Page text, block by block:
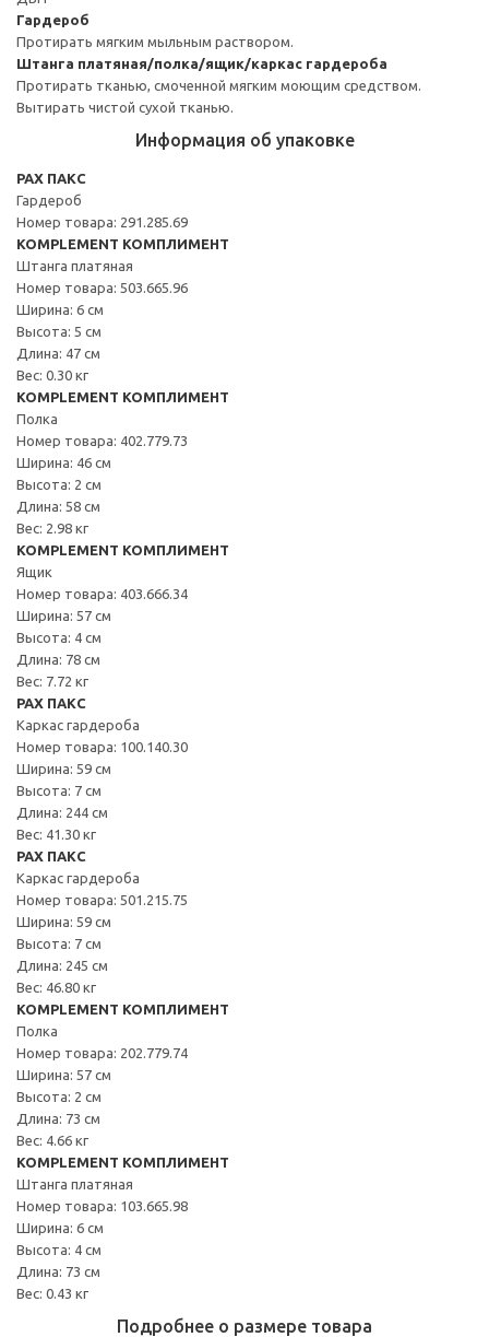
Гардероб
Протирать мягким мыльным раствором.
Штанга платяная/полка/ящик/каркас гардероба
Протирать тканью, смоченной мягким моющим средством.
Вытирать чистой сухой тканью.
Информация об упаковке
PAX ПАКС
Гардероб
Номер товара: 291.285.69
KOMPLEMENT КОМПЛИМЕНТ
Штанга платяная
Номер товара: 503.665.96
Ширина: 6 см
Высота: 5 см
Длина: 47 см
Вес: 0.30 кг
KOMPLEMENT КОМПЛИМЕНТ
Полка
Номер товара: 402.779.73
Ширина: 46 см
Высота: 2 см
Длина: 58 см
Вес: 2.98 кг
KOMPLEMENT КОМПЛИМЕНТ
Ящик
Номер товара: 403.666.34
Ширина: 57 см
Высота: 4 см
Длина: 78 см
Вес: 7.72 кг
PAX ПАКС
Каркас гардероба
Номер товара: 100.140.30
Ширина: 59 см
Высота: 7 см
Длина: 244 см
Вес: 41.30 кг
PAX ПАКС
Каркас гардероба
Номер товара: 501.215.75
Ширина: 59 см
Высота: 7 см
Длина: 245 см
Вес: 46.80 кг
KOMPLEMENT КОМПЛИМЕНТ
Полка
Номер товара: 202.779.74
Ширина: 57 см
Высота: 2 см
Длина: 73 см
Вес: 4.66 кг
KOMPLEMENT КОМПЛИМЕНТ
Штанга платяная
Номер товара: 103.665.98
Ширина: 6 см
Высота: 4 см
Длина: 73 см
Вес: 0.43 кг
Подробнее о размере товара